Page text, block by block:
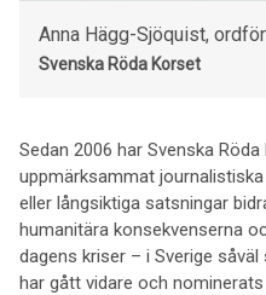
Anna Hägg-Sjöquist,
Svenska Röda Korset
Sedan 2006 har Svenska
uppmärksammat
eller långsiktiga satsningar
humanitära konsekvenserna
dagens kriser – i Sverige
har gått vidare och